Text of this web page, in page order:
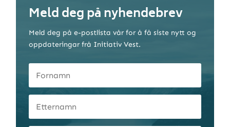
Meld deg på nyhendebrev
Meld deg på e-postlista vår for å få siste nytt og
oppdateringar frå Initiativ Vest.